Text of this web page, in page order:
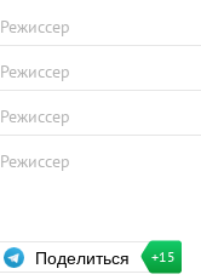
Режиссер
Режиссер
Режиссер
Режиссер
Поделиться +15